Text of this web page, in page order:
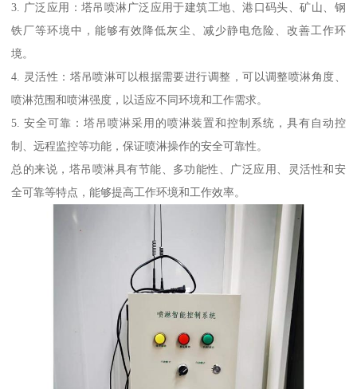
3. 广泛应用：塔吊喷淋广泛应用于建筑工地、港口码头、矿山、钢
铁厂等环境中，能够有效降低灰尘、减少静电危险、改善工作环
境。
4. 灵活性：塔吊喷淋可以根据需要进行调整，可以调整喷淋角度、
喷淋范围和喷淋强度，以适应不同环境和工作需求。
5. 安全可靠：塔吊喷淋采用的喷淋装置和控制系统，具有自动控
制、远程监控等功能，保证喷淋操作的安全可靠性。
总的来说，塔吊喷淋具有节能、多功能性、广泛应用、灵活性和安
全可靠等特点，能够提高工作环境和工作效率。